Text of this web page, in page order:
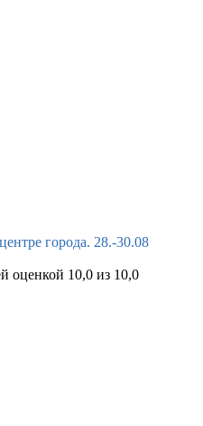
города. 28.-30.08
оценкой 10,0 из 10,0